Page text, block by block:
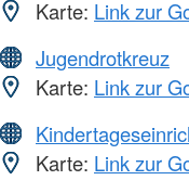
Karte: Link zur
Jugendrotkreuz
Karte: Link zur
Karte: Link zur